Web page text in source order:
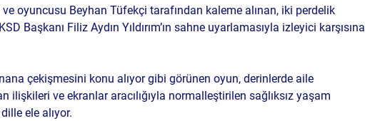
oyuncusu Beyhan Tüfekçi tarafından kaleme alınan, iki perdelik
KSD Başkanı Filiz Aydın Yıldırım’ın sahne uyarlamasıyla izleyici karşısına
çekişmesini konu alıyor gibi görünen oyun, derinlerde aile
ilişkileri ve ekranlar aracılığıyla normalleştirilen sağlıksız yaşam
ele alıyor.